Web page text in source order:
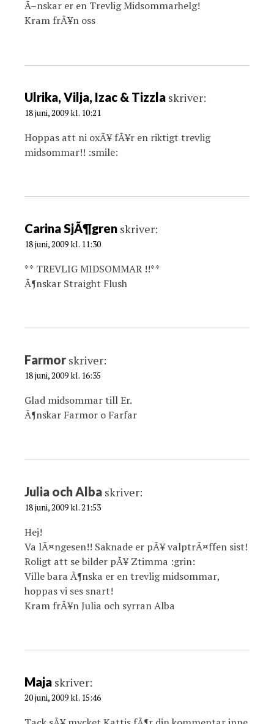
Ã–nskar er en Trevlig Midsommarhelg!
Kram frÃ¥n oss
Ulrika, Vilja, Izac & Tizzla skriver:
18 juni, 2009 kl. 10:21
Hoppas att ni oxÃ¥ fÃ¥r en riktigt trevlig
midsommar!! :smile:
Carina SjÃ¶gren skriver:
18 juni, 2009 kl. 11:30
** TREVLIG MIDSOMMAR !!**
Ã¶nskar Straight Flush
Farmor skriver:
18 juni, 2009 kl. 16:35
Glad midsommar till Er.
Ã¶nskar Farmor o Farfar
Julia och Alba skriver:
18 juni, 2009 kl. 21:53
Hej!
Va lÃ¤ngesen!! Saknade er pÃ¥ valptrÃ¤ffen sist!
Roligt att se bilder pÃ¥ Ztimma :grin:
Ville bara Ã¶nska er en trevlig midsommar,
hoppas vi ses snart!
Kram frÃ¥n Julia och syrran Alba
Maja skriver:
20 juni, 2009 kl. 15:46